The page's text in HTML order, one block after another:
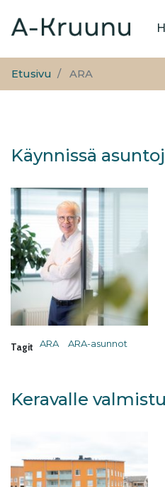
Etusivu ARA
Käynnissä
Tagit ARA ARA-asunnot
Keravalle